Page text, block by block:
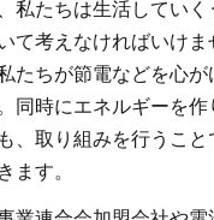
私たちは生活してい
て考えなければいけま
たちが節電などを心が
同時にエネルギーを作
、取り組みを行うこ
ます。